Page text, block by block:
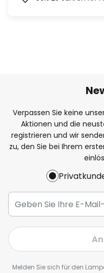
Verpassen Sie keine
Aktionen und die
registrieren und wir
zu, den Sie bei Ihrem
Melden Sie sich für den